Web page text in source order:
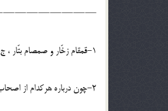
1-قمقام زخّار و صمصام بتّار ، ج1،ص362
2-چون درباره هرکدام از اصحاب بحث جداگانه ای را مطرح کرده ایم،درباره زهیر تحت نام شریفش مطالب بیشتری آماده است.